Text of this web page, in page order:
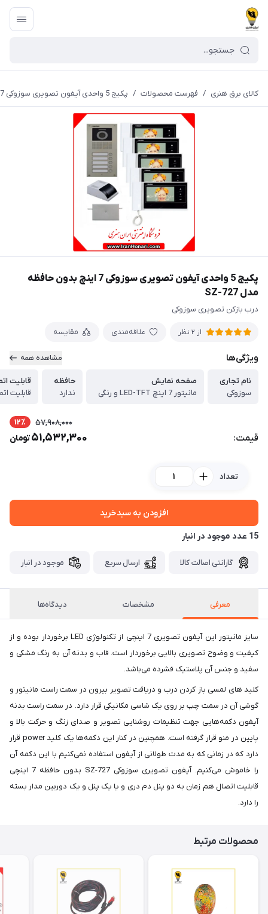
کالای برق هنری / فهرست محصولات / پکیج 5 واحدی آیفون تصویری سوزوکی 7 اینچ بدون حافظه مدل SZ-727
پکیج 5 واحدی آیفون تصویری سوزوکی 7 اینچ بدون حافظه
مدل SZ-727
درب بازکن تصویری سوزوکی
از 2 نظر علاقه‌مندی مقایسه
ویژگی‌ها مشاهده همه
نام تجاری
سوزوکی
صفحه نمایش
مانیتور 7 اینچ LED-TFT و رنگی
حافظه
ندارد
قابلیت
قابلیت
قیمت:
57,908,000 12٪
51,532,300تومان
تعداد
افزودن به سبدخرید
15 عدد موجود در انبار
گارانتی اصالت کالا ارسال سریع موجود در انبار
معرفی مشخصات دیدگاه‌ها
سایز مانیتور این آیفون تصویری 7 اینچی از تکنولوژی LED برخوردار بوده و از
کیفیت و وضوح تصویری بالایی برخوردار است. قاب و بدنه آن به رنگ مشکی و
سفید و جنس آن پلاستیک فشرده می‌باشد.
کلید های لمسی باز کردن درب و دریافت تصویر بیرون در سمت راست مانیتور و
گوشی آن در سمت چپ بر روی یک شاسی مکانیکی قرار دارد. در سمت راست بدنه
آیفون دکمه‌هایی جهت تنظیمات روشنایی تصویر و صدای زنگ و حرکت بالا و
پایین در منو قرار گرفته است. همچنین در کنار این دکمه‌ها یک کلید power قرار
دارد که در زمانی که به مدت طولانی از آیفون استفاده نمی‌کنیم با این دکمه آن
را خاموش می‌کنیم. آیفون تصویری سوزوکی SZ-727 بدون حافظه 7 اینچی
قابلیت اتصال هم زمان به دو پنل دم دری و یا یک پنل و یک دوربین مدار بسته
را دارد.
محصولات مرتبط